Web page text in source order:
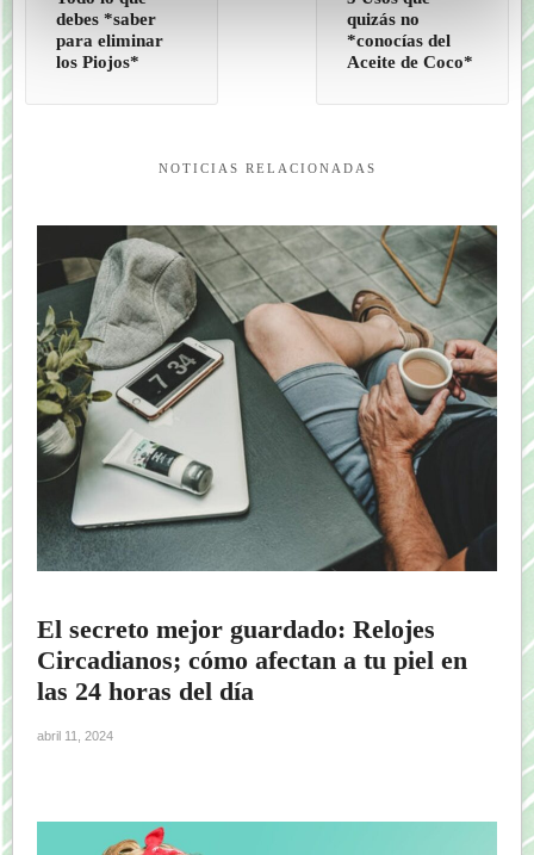
debes *saber
para eliminar
los Piojos*
quizás no
*conocías del
Aceite de Coco*
NOTICIAS RELACIONADAS
El secreto mejor guardado: Relojes
Circadianos; cómo afectan a tu piel en
las 24 horas del día
abril 11, 2024